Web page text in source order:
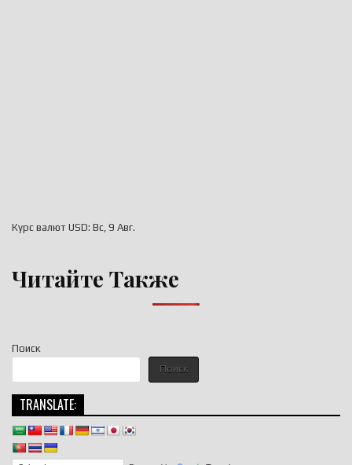
Поиск
Поиск
TRANSLATE:
Курс валют USD: Вс, 9 Авг.
Читайте Также